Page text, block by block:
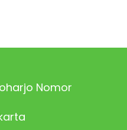
Nomor